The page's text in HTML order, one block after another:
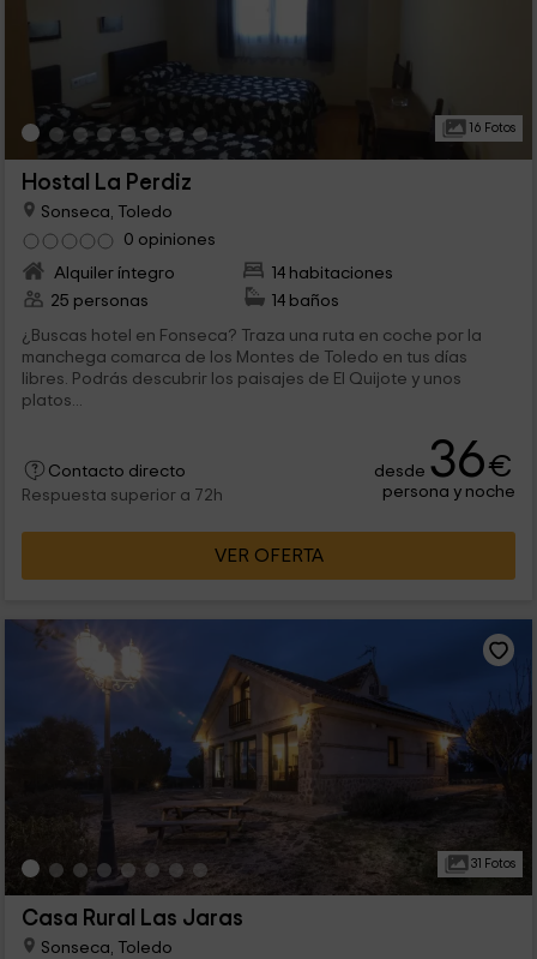
16 Fotos
Hostal La Perdiz
Sonseca, Toledo
0 opiniones
Alquiler íntegro
14 habitaciones
25 personas
14 baños
¿Buscas hotel en Fonseca? Traza una ruta en coche por la
manchega comarca de los Montes de Toledo en tus días
libres. Podrás descubrir los paisajes de El Quijote y unos
platos...
Contacto directo
Respuesta superior a 72h
desde 36€
persona y noche
VER OFERTA
31 Fotos
Casa Rural Las Jaras
Sonseca, Toledo